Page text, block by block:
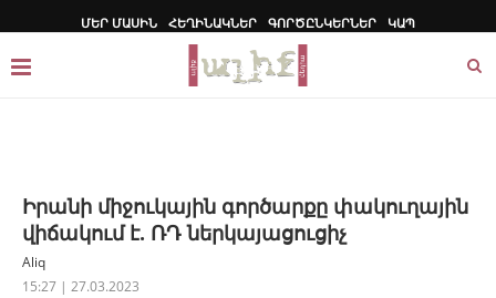
ՄԵՐ ՄԱՍԻՆ ՀԵՂԻՆԱԿՆԵՐ ԳՈՐԾԸՆԿԵՐՆԵՐ ԿԱՊ
Իրանի միջուկային գործարքը փակուղային
վիճակում է. ՌԴ ներկայացուցիչ
Aliq
15:27 | 27.03.2023